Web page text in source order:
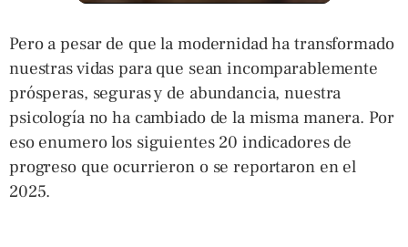
Pero a pesar de que la modernidad ha transformado
nuestras vidas para que sean incomparablemente
prósperas, seguras y de abundancia, nuestra
psicología no ha cambiado de la misma manera. Por
eso enumero los siguientes 20 indicadores de
progreso que ocurrieron o se reportaron en el
2025.